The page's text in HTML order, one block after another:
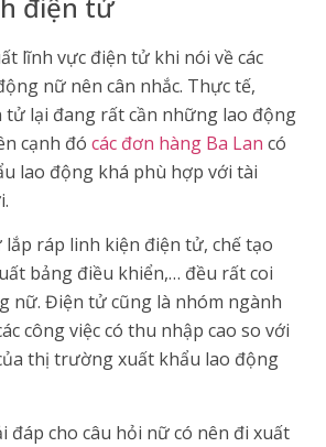
lĩnh vực điện tử khi nói về các
nữ nên cân nhắc. Thực tế,
tử lại đang rất cần những lao động
cạnh đó các đơn hàng Ba Lan có
lao động khá phù hợp với tài
lắp ráp linh kiện điện tử, chế tạo
bảng điều khiển,… đều rất coi
nữ. Điện tử cũng là nhóm ngành
công việc có thu nhập cao so với
thị trường xuất khẩu lao động
đáp cho câu hỏi nữ có nên đi xuất